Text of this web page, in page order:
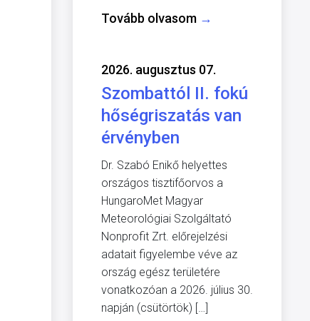
Tovább olvasom →
2026. augusztus 07.
Szombattól II. fokú
hőségriszatás van
érvényben
Dr. Szabó Enikő helyettes
országos tisztifőorvos a
HungaroMet Magyar
Meteorológiai Szolgáltató
Nonprofit Zrt. előrejelzési
adatait figyelembe véve az
ország egész területére
vonatkozóan a 2026. július 30.
napján (csütörtök) […]